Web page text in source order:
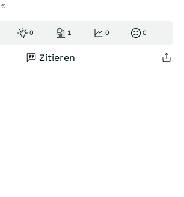
€
0 1 0 0
Zitieren